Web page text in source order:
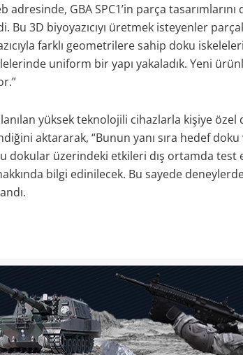
GBA SPC1’in parça tasarımlarını
3D biyoyazıcıyı üretmek isteyenler
farklı geometrilere sahip doku iskeleleri
uniform bir yapı yakaladık. Yeni
yüksek teknolojili cihazlarla kişiye özel
aktararak, “Bunun yanı sıra hedef doku
üzerindeki etkileri dış ortamda test
bilgi edinilecek. Bu sayede